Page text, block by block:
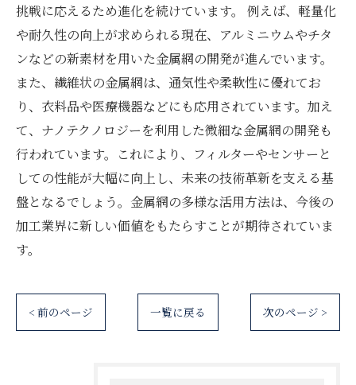
挑戦に応えるため進化を続けています。 例えば、軽量化
や耐久性の向上が求められる現在、アルミニウムやチタ
ンなどの新素材を用いた金属網の開発が進んでいます。
また、繊維状の金属網は、通気性や柔軟性に優れてお
り、衣料品や医療機器などにも応用されています。加え
て、ナノテクノロジーを利用した微細な金属網の開発も
行われています。これにより、フィルターやセンサーと
しての性能が大幅に向上し、未来の技術革新を支える基
盤となるでしょう。金属網の多様な活用方法は、今後の
加工業界に新しい価値をもたらすことが期待されていま
す。
< 前のページ 一覧に戻る 次のページ >